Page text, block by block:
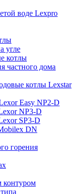
воде Lexpro
угле
котлы
частного дома
котлы Lexstar
Easy NP2-D
NP3-D
SP3-D
DN
горения
контуром